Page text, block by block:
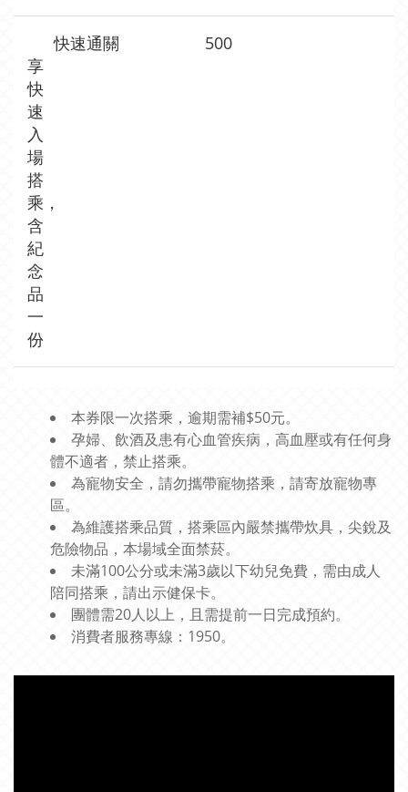
快速通關
500
享
快
速
入
場
搭
乘，
含
紀
念
品
一
份
本券限一次搭乘，逾期需補$50元。
孕婦、飲酒及患有心血管疾病，高血壓或有任何身
體不適者，禁止搭乘。
為寵物安全，請勿攜帶寵物搭乘，請寄放寵物專
區。
為維護搭乘品質，搭乘區內嚴禁攜帶炊具，尖銳及
危險物品，本場域全面禁菸。
未滿100公分或未滿3歲以下幼兒免費，需由成人
陪同搭乘，請出示健保卡。
團體需20人以上，且需提前一日完成預約。
消費者服務專線：1950。